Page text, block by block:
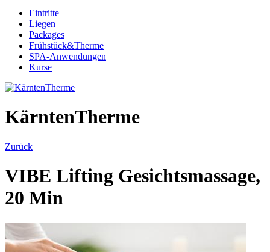
Eintritte
Liegen
Packages
Frühstück&Therme
SPA-Anwendungen
Kurse
KärntenTherme
Zurück
VIBE Lifting Gesichtsmassage,
20 Min